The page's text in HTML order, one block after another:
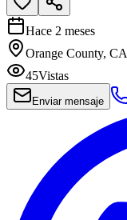
Hace 2 meses
Orange County, CA
45Vistas
Enviar mensaje